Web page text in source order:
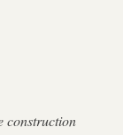
construction